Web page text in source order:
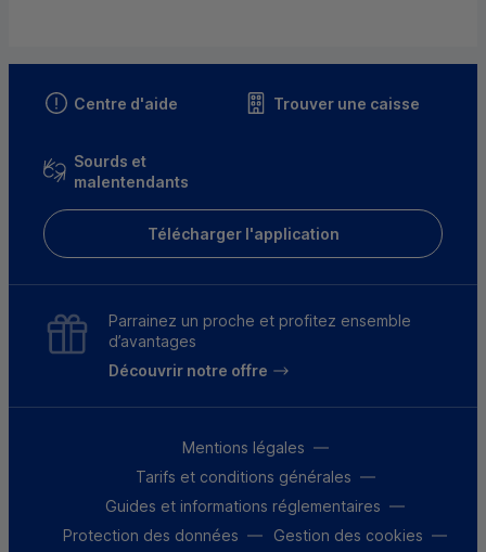
Centre d'aide Trouver une caisse
Sourds et
malentendants
Télécharger l'application
Parrainez un proche et profitez ensemble
d’avantages
Découvrir notre offre
Mentions légales
Tarifs et conditions générales
Guides et informations réglementaires
Protection des données
Gestion des cookies